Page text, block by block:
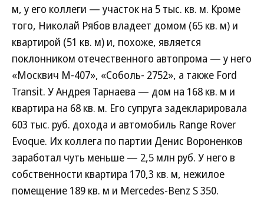
м, у его коллеги — участок на 5 тыс. кв. м. Кроме
того, Николай Рябов владеет домом (65 кв. м) и
квартирой (51 кв. м) и, похоже, является
поклонником отечественного автопрома — у него
«Москвич М-407», «Соболь- 2752», а также Ford
Transit. У Андрея Тарнаева — дом на 168 кв. м и
квартира на 68 кв. м. Его супруга задекларировала
603 тыс. руб. дохода и автомобиль Range Rover
Evoque. Их коллега по партии Денис Вороненков
заработал чуть меньше — 2,5 млн руб. У него в
собственности квартира 170,3 кв. м, нежилое
помещение 189 кв. м и Mercedes-Benz S 350.